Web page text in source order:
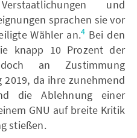
und
sprachen sie vor
Wähler an.4 Bei den
knapp 10 Prozent der
an Zustimmung
2019, da ihre zunehmend
die Ablehnung einer
GNU auf breite Kritik
stießen.